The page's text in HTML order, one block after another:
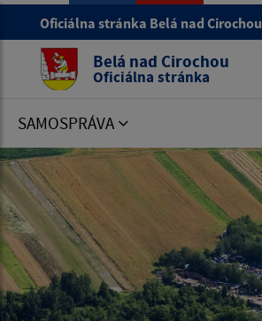
Oficiálna stránka Belá nad Cirochou
Belá nad Cirochou
Oficiálna stránka
SAMOSPRÁVA